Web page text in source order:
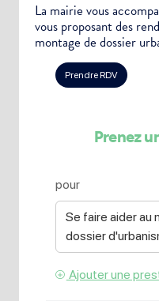
La mairie vous
vous proposant des
montage de dossier